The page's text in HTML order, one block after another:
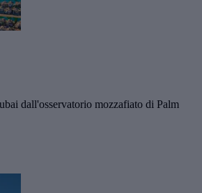
dall'osservatorio mozzafiato di Palm